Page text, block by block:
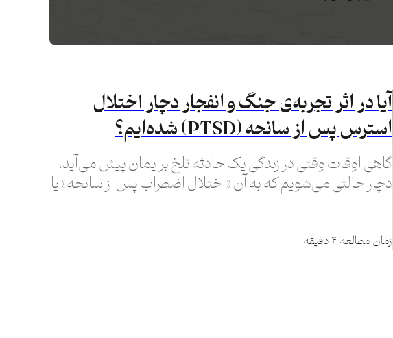
آیا در اثر تجربه‌ی جنگ و انفجار دچار اختلال
استرس پس از سانحه (PTSD) شده‌ایم؟
گاهی اوقات وقتی در زندگی یک حادثه تلخ برایمان پیش می‌آید،
دچار حالتی می‌شویم که به آن «اختلال اضطراب پس از سانحه» یا
زمان مطالعه ۴ دقیقه